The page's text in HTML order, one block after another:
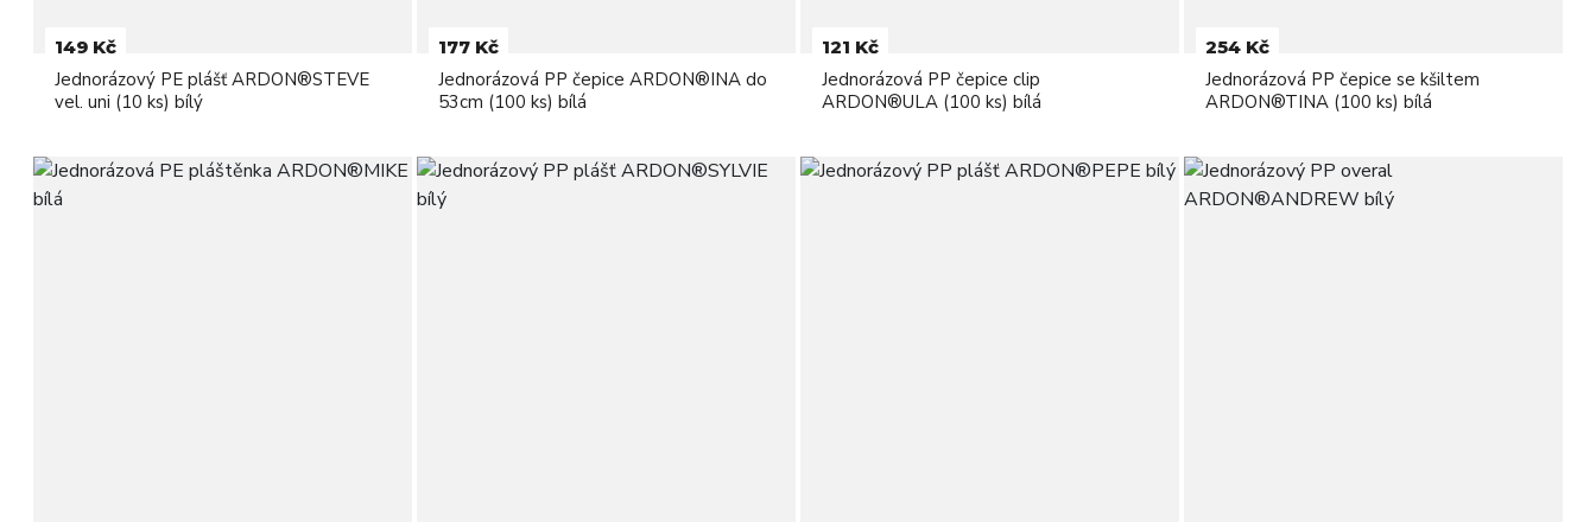
149 Kč
Jednorázový PE plášť ARDON®STEVE
vel. uni (10 ks) bílý
177 Kč
Jednorázová PP čepice ARDON®INA do
53cm (100 ks) bílá
121 Kč
Jednorázová PP čepice clip
ARDON®ULA (100 ks) bílá
254 Kč
Jednorázová PP čepice se kšiltem
ARDON®TINA (100 ks) bílá